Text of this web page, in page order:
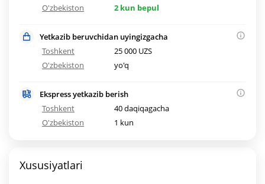
O'zbekiston
2 kun bepul
Yetkazib beruvchidan uyingizgacha
Toshkent
25 000 UZS
O'zbekiston
yo'q
Ekspress yetkazib berish
Toshkent
40 daqiqagacha
O'zbekiston
1 kun
Xususiyatlari